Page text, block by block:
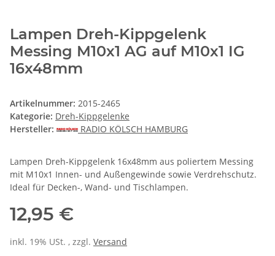
Lampen Dreh-Kippgelenk
Messing M10x1 AG auf M10x1 IG
16x48mm
Artikelnummer: 2015-2465
Kategorie: Dreh-Kippgelenke
Hersteller:
RADIO KÖLSCH HAMBURG
Lampen Dreh-Kippgelenk 16x48mm aus poliertem Messing
mit M10x1 Innen- und Außengewinde sowie Verdrehschutz.
Ideal für Decken-, Wand- und Tischlampen.
12,95 €
inkl. 19% USt. , zzgl. Versand